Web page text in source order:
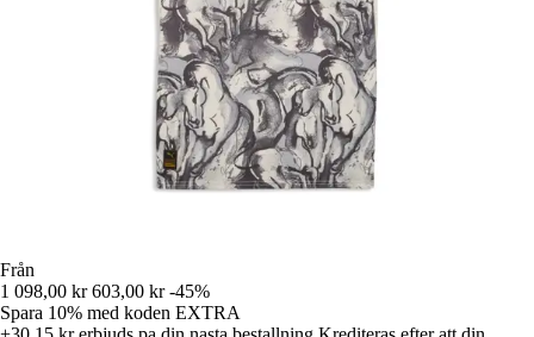
Från
1 098,00 kr 603,00 kr -45%
Spara 10% med koden EXTRA